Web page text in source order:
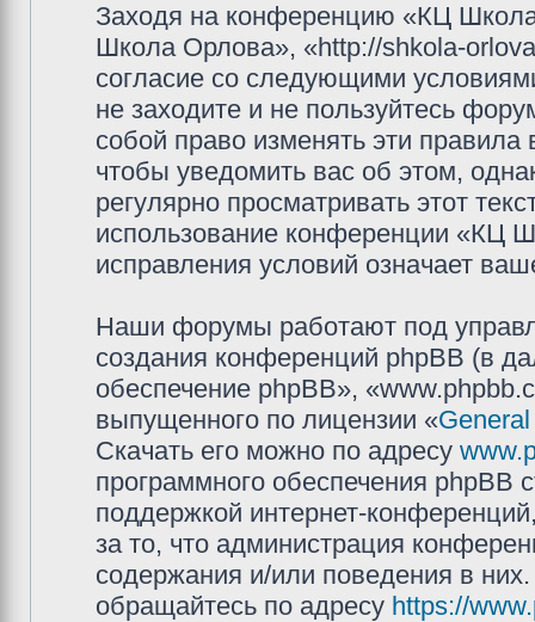
Заходя на конференцию «КЦ
Школа Орлова», «http://shkola-
согласие со следующими
не заходите и не пользуйтесь
собой право изменять эти
чтобы уведомить вас об этом,
регулярно просматривать этот
использование конференции «КЦ
исправления условий означает
Наши форумы работают под
создания конференций phpBB (в
обеспечение phpBB»,
выпущенного по лицензии «
Скачать его можно по адресу
программного обеспечения phpBB
поддержкой интернет-
за то, что администрация
содержания и/или поведения в
обращайтесь по адресу https://